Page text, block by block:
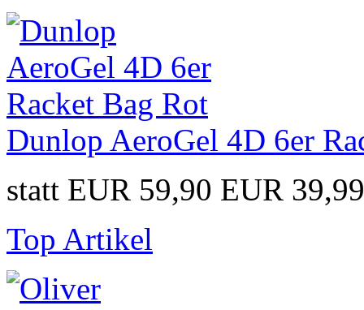
Dunlop AeroGel 4D 6er
statt EUR 59,90 EUR
Top Artikel